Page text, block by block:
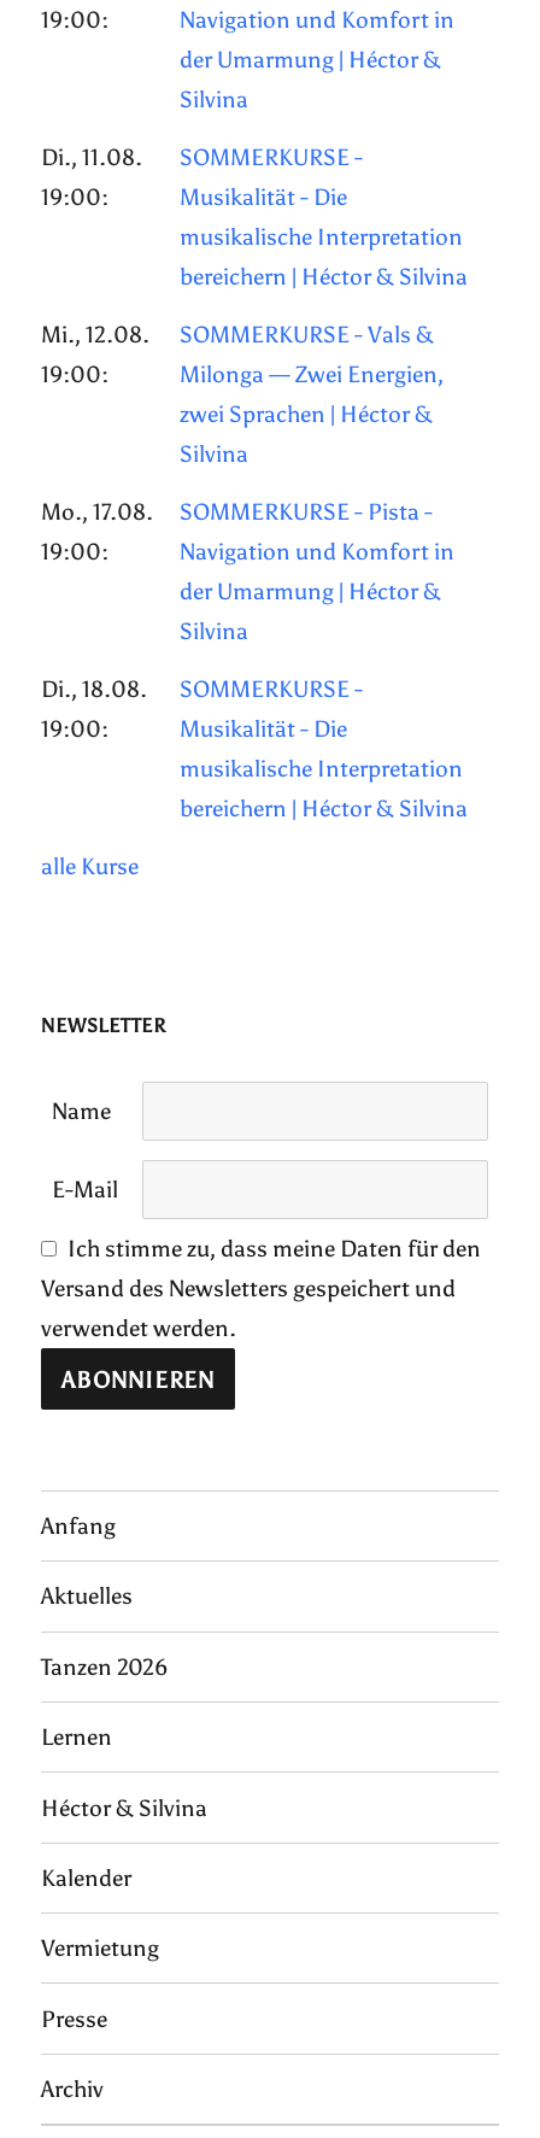
19:00:
Navigation und Komfort in
der Umarmung | Héctor &
Silvina
Di., 11.08.
19:00:
SOMMERKURSE -
Musikalität - Die
musikalische Interpretation
bereichern | Héctor & Silvina
Mi., 12.08.
19:00:
SOMMERKURSE - Vals &
Milonga — Zwei Energien,
zwei Sprachen | Héctor &
Silvina
Mo., 17.08.
19:00:
SOMMERKURSE - Pista -
Navigation und Komfort in
der Umarmung | Héctor &
Silvina
Di., 18.08.
19:00:
SOMMERKURSE -
Musikalität - Die
musikalische Interpretation
bereichern | Héctor & Silvina
alle Kurse
NEWSLETTER
Name
E-Mail
Ich stimme zu, dass meine Daten für den
Versand des Newsletters gespeichert und
verwendet werden.
Anfang
Aktuelles
Tanzen 2026
Lernen
Héctor & Silvina
Kalender
Vermietung
Presse
Archiv